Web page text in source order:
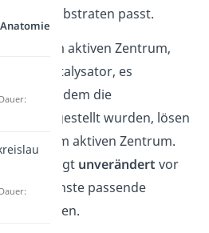
Substraten passt.
im aktiven Zentrum,
Biokatalysator, es
Nachdem die
hergestellt wurden, lösen
vom aktiven Zentrum.
liegt unverändert vor
das nächste passende
verarbeiten.